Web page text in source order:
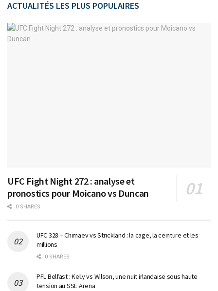
ACTUALITÉS LES PLUS POPULAIRES
UFC Fight Night 272 : analyse et
pronostics pour Moicano vs Duncan
0 SHARES
UFC 328 – Chimaev vs Strickland : la cage, la ceinture et les
millions
0 SHARES
PFL Belfast : Kelly vs Wilson, une nuit irlandaise sous haute
tension au SSE Arena